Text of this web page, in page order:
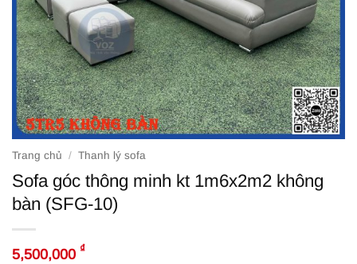
Trang chủ / Thanh lý sofa
Sofa góc thông minh kt 1m6x2m2 không
bàn (SFG-10)
5,500,000 ₫